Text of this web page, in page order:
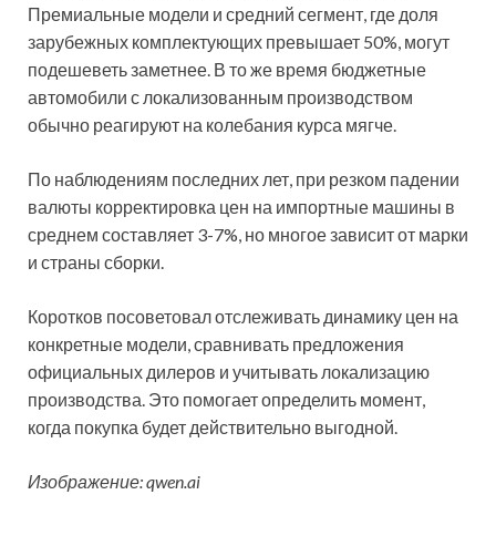
Премиальные модели и средний сегмент, где доля
зарубежных комплектующих превышает 50%, могут
подешеветь заметнее. В то же время бюджетные
автомобили с локализованным производством
обычно реагируют на колебания курса мягче.
По наблюдениям последних лет, при резком падении
валюты корректировка цен на импортные машины в
среднем составляет 3-7%, но многое зависит от марки
и страны сборки.
Коротков посоветовал отслеживать динамику цен на
конкретные модели, сравнивать предложения
официальных дилеров и учитывать локализацию
производства. Это помогает определить момент,
когда покупка будет действительно выгодной.
Изображение: qwen.ai